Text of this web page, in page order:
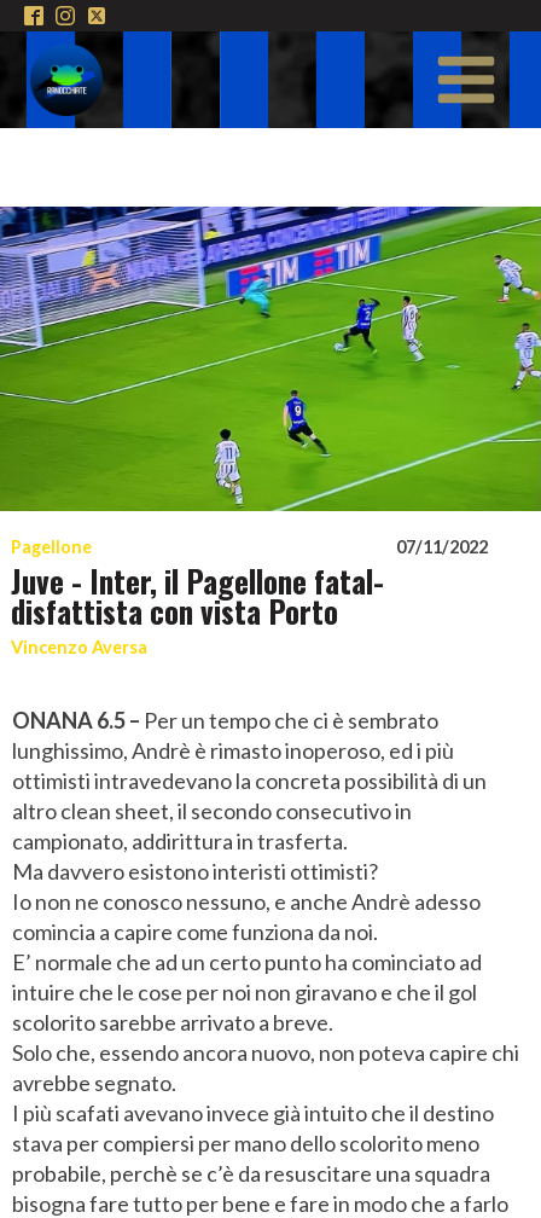
Pagellone 07/11/2022
Juve - Inter, il Pagellone fatal-
disfattista con vista Porto
Vincenzo Aversa
ONANA 6.5 – Per un tempo che ci è sembrato
lunghissimo, Andrè è rimasto inoperoso, ed i più
ottimisti intravedevano la concreta possibilità di un
altro clean sheet, il secondo consecutivo in
campionato, addirittura in trasferta.
Ma davvero esistono interisti ottimisti?
Io non ne conosco nessuno, e anche Andrè adesso
comincia a capire come funziona da noi.
E’ normale che ad un certo punto ha cominciato ad
intuire che le cose per noi non giravano e che il gol
scolorito sarebbe arrivato a breve.
Solo che, essendo ancora nuovo, non poteva capire chi
avrebbe segnato.
I più scafati avevano invece già intuito che il destino
stava per compiersi per mano dello scolorito meno
probabile, perchè se c’è da resuscitare una squadra
bisogna fare tutto per bene e fare in modo che a farlo